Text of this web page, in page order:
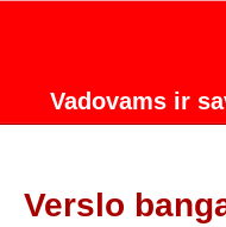
Vadovams ir
Verslo